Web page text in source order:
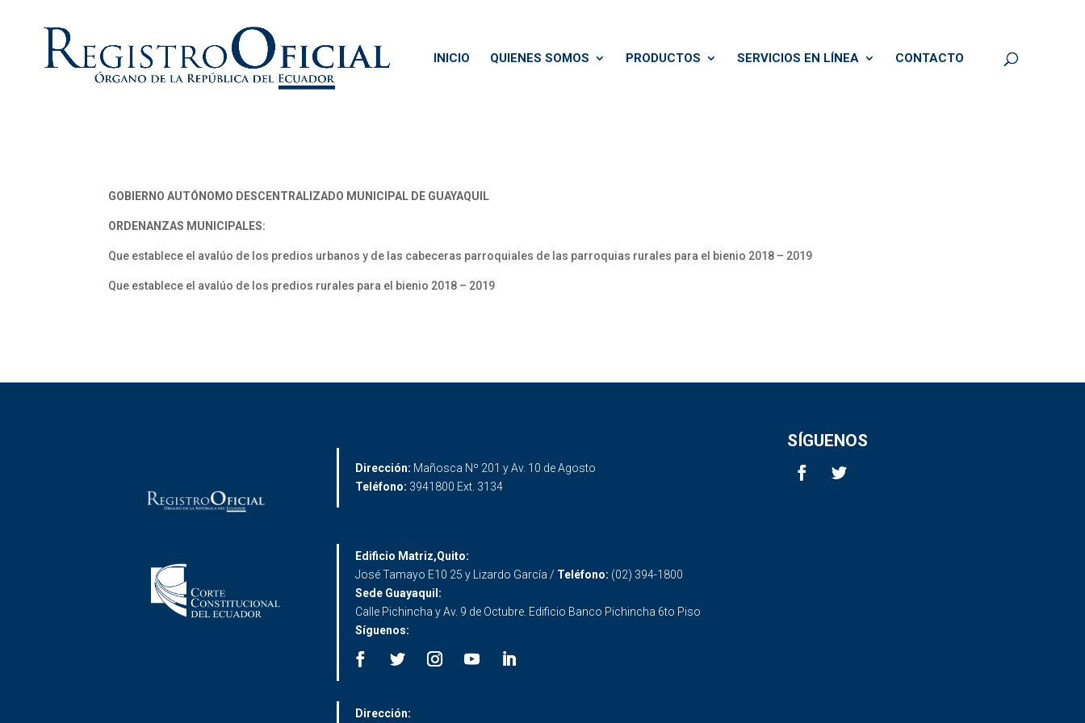
INICIO QUIENES SOMOS PRODUCTOS SERVICIOS EN LÍNEA CONTACTO
GOBIERNO AUTÓNOMO DESCENTRALIZADO MUNICIPAL DE GUAYAQUIL
ORDENANZAS MUNICIPALES:
Que establece el avalúo de los predios urbanos y de las cabeceras parroquiales de las parroquias rurales para el bienio 2018 – 2019
Que establece el avalúo de los predios rurales para el bienio 2018 – 2019
Dirección: Mañosca Nº 201 y Av. 10 de Agosto
Teléfono: 3941800 Ext. 3134
SÍGUENOS
Edificio Matriz,Quito:
José Tamayo E10 25 y Lizardo García / Teléfono: (02) 394-1800
Sede Guayaquil:
Calle Pichincha y Av. 9 de Octubre. Edificio Banco Pichincha 6to Piso
Síguenos:
Dirección: